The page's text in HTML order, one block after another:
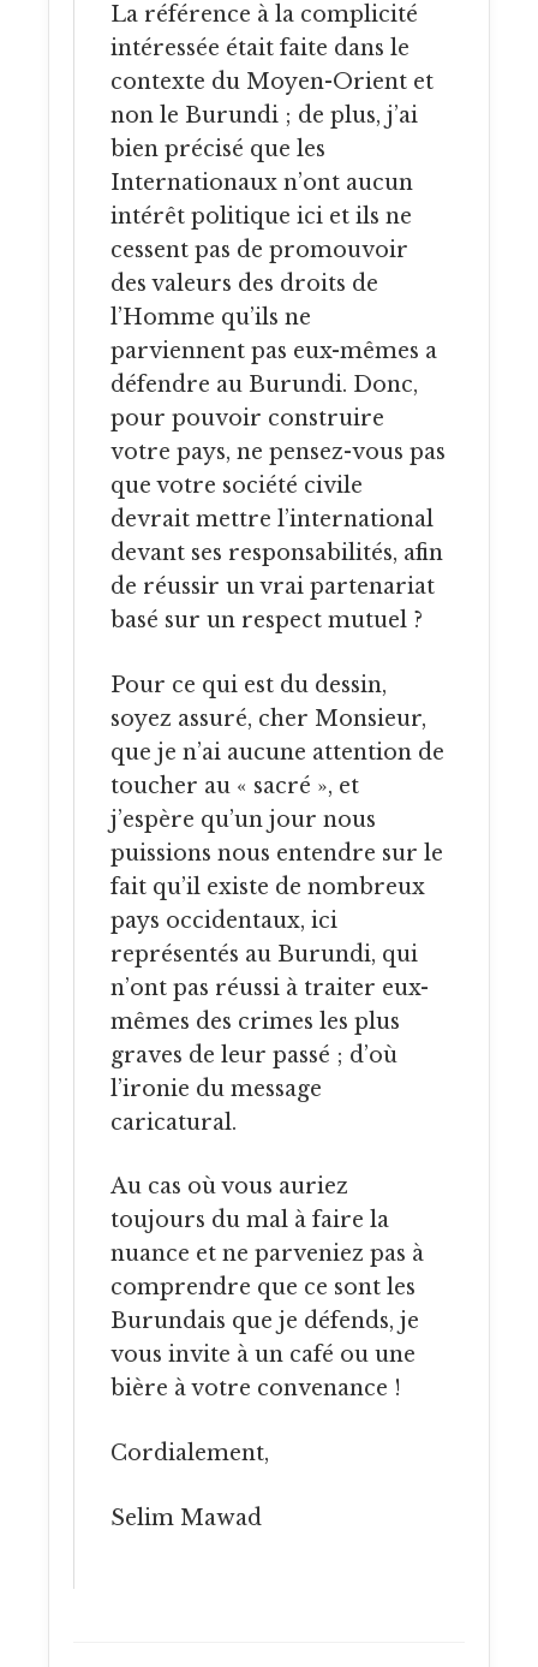
La référence à la complicité
intéressée était faite dans le
contexte du Moyen-Orient et
non le Burundi ; de plus, j’ai
bien précisé que les
Internationaux n’ont aucun
intérêt politique ici et ils ne
cessent pas de promouvoir
des valeurs des droits de
l’Homme qu’ils ne
parviennent pas eux-mêmes a
défendre au Burundi. Donc,
pour pouvoir construire
votre pays, ne pensez-vous pas
que votre société civile
devrait mettre l’international
devant ses responsabilités, afin
de réussir un vrai partenariat
basé sur un respect mutuel ?
Pour ce qui est du dessin,
soyez assuré, cher Monsieur,
que je n’ai aucune attention de
toucher au « sacré », et
j’espère qu’un jour nous
puissions nous entendre sur le
fait qu’il existe de nombreux
pays occidentaux, ici
représentés au Burundi, qui
n’ont pas réussi à traiter eux-
mêmes des crimes les plus
graves de leur passé ; d’où
l’ironie du message
caricatural.
Au cas où vous auriez
toujours du mal à faire la
nuance et ne parveniez pas à
comprendre que ce sont les
Burundais que je défends, je
vous invite à un café ou une
bière à votre convenance !
Cordialement,
Selim Mawad